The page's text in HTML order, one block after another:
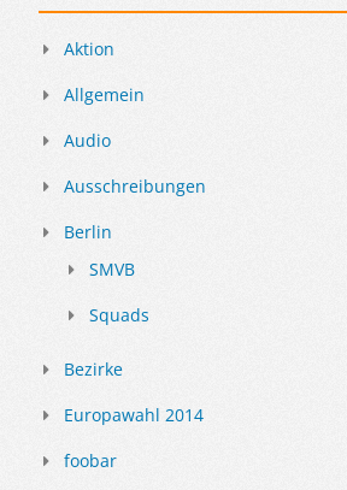
Aktion
Allgemein
Audio
Ausschreibungen
Berlin
SMVB
Squads
Bezirke
Europawahl 2014
foobar